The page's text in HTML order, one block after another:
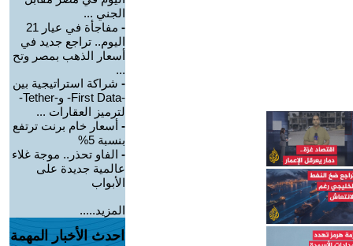
الجني ...
-
مفاجأة في عيار 21
اليوم.. تراجع جديد في
أسعار الذهب بمصر وتح
...
- شراكة استراتيجية بين
-First Data- و-Tether-
لترميز العقارات ...
- أسعار خام برنت ترتفع
بنسبة 5%
- الفاو تحذر.. موجة غلاء
عالمية جديدة على
الأبواب
المزيد.....
احدث الأخبار المهمة